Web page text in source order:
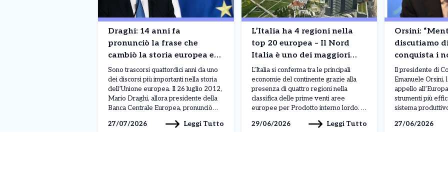
Draghi: 14 anni fa
pronunciò la frase che
cambiò la storia europea e
salvò l’Euro dal collasso
Sono trascorsi quattordici anni da uno
dei discorsi più importanti nella storia
dell’Unione europea. Il 26 luglio 2012,
Mario Draghi, allora presidente della
Banca Centrale Europea, pronunciò
mercati e a segnare una svolta nella
27/07/2026 Leggi Tutto
L’Italia ha 4 regioni nella
top 20 europea – Il Nord
Italia è uno dei maggiori
motori economici d’Europa.
La classifica
L’Italia si conferma tra le principali
economie del continente grazie alla
presenza di quattro regioni nella
classifica delle prime venti aree
europee per Prodotto interno lordo. A
con un PIL di circa 505 miliardi di euro
29/06/2026 Leggi Tutto
Orsini:
discutiamo
conquista i
Dobbiamo
industria e
Il presidente di
Emanuele Orsini,
appello
strumenti più
sistema
Secondo il
27/06/2026